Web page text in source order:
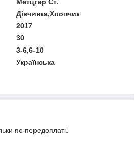
Дівчинка,Хлопчик
2017
30
3-6,6-10
Українська
по передоплаті.